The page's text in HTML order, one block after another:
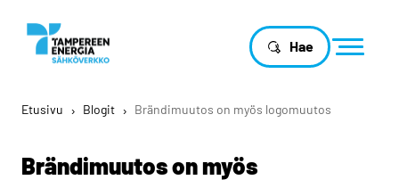
Hae
Etusivu › Blogit › Brändimuutos on myös logomuutos
Brändimuutos on myös